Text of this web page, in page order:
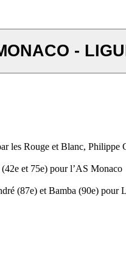
-
les Rouge et Blanc,
et 75e) pour l’AS Monaco
(87e) et Bamba (90e)